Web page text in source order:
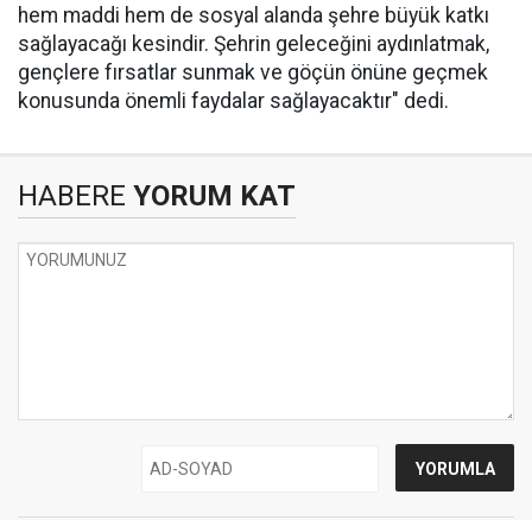
hem maddi hem de sosyal alanda şehre büyük katkı
sağlayacağı kesindir. Şehrin geleceğini aydınlatmak,
gençlere fırsatlar sunmak ve göçün önüne geçmek
konusunda önemli faydalar sağlayacaktır" dedi.
HABERE YORUM KAT